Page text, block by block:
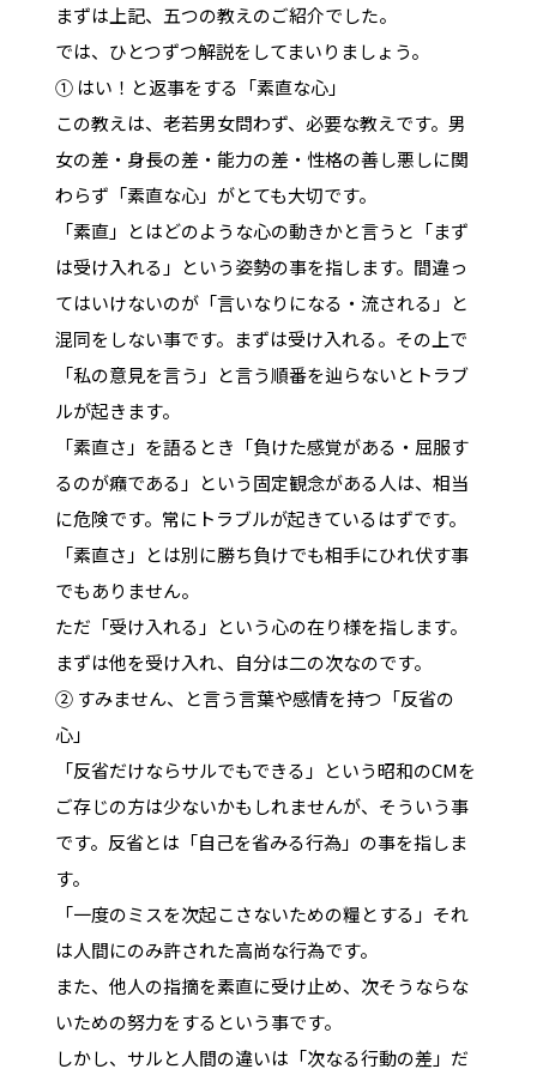
まずは上記、五つの教えのご紹介でした。
では、ひとつずつ解説をしてまいりましょう。
① はい！と返事をする「素直な心」
この教えは、老若男女問わず、必要な教えです。男
女の差・身長の差・能力の差・性格の善し悪しに関
わらず「素直な心」がとても大切です。
「素直」とはどのような心の動きかと言うと「まず
は受け入れる」という姿勢の事を指します。間違っ
てはいけないのが「言いなりになる・流される」と
混同をしない事です。まずは受け入れる。その上で
「私の意見を言う」と言う順番を辿らないとトラブ
ルが起きます。
「素直さ」を語るとき「負けた感覚がある・屈服す
るのが癪である」という固定観念がある人は、相当
に危険です。常にトラブルが起きているはずです。
「素直さ」とは別に勝ち負けでも相手にひれ伏す事
でもありません。
ただ「受け入れる」という心の在り様を指します。
まずは他を受け入れ、自分は二の次なのです。
② すみません、と言う言葉や感情を持つ「反省の
心」
「反省だけならサルでもできる」という昭和のCMを
ご存じの方は少ないかもしれませんが、そういう事
です。反省とは「自己を省みる行為」の事を指しま
す。
「一度のミスを次起こさないための糧とする」それ
は人間にのみ許された高尚な行為です。
また、他人の指摘を素直に受け止め、次そうならな
いための努力をするという事です。
しかし、サルと人間の違いは「次なる行動の差」だ